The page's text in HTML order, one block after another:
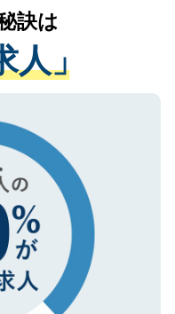
についての厳密な
者のみに付与され
を取得済みです。
ご安心ください。
機関の状況や紹介
切なアドバイスを
ぐにご転職をされ
ポートが可能です
さい。
訣は
人」